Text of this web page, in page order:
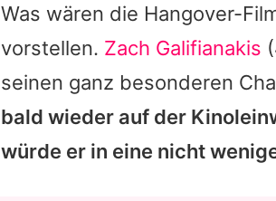
Was wären die Hangover-
vorstellen. Zach Galifianakis
seinen ganz besonderen
bald wieder auf der
würde er in eine nicht